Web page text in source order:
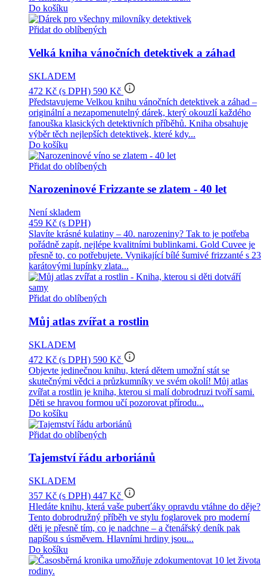
Do košíku
Přidat do oblíbených
Velká kniha vánočních detektivek a záhad
SKLADEM
472 Kč (s DPH) 590 Kč info_outline
Představujeme Velkou knihu vánočních detektivek a záhad –
originální a nezapomenutelný dárek, který okouzlí každého
fanouška klasických detektivních příběhů. Kniha obsahuje
výběr těch nejlepších detektivek, které kdy...
Do košíku
Přidat do oblíbených
Narozeninové Frizzante se zlatem - 40 let
Není skladem
459 Kč (s DPH)
Slavíte krásné kulatiny – 40. narozeniny? Tak to je potřeba
pořádně zapít, nejlépe kvalitními bublinkami. Gold Cuvee je
přesně to, co potřebujete. Vynikající bílé šumivé frizzanté s 23
karátovými lupínky zlata...
Přidat do oblíbených
Můj atlas zvířat a rostlin
SKLADEM
472 Kč (s DPH) 590 Kč info_outline
Objevte jedinečnou knihu, která dětem umožní stát se
skutečnými vědci a průzkumníky ve svém okolí! Můj atlas
zvířat a rostlin je kniha, kterou si malí dobrodruzi tvoří sami.
Děti se hravou formou učí pozorovat přírodu...
Do košíku
Přidat do oblíbených
Tajemství řádu arboriánů
SKLADEM
357 Kč (s DPH) 447 Kč info_outline
Hledáte knihu, která vaše puberťáky opravdu vtáhne do děje?
Tento dobrodružný příběh ve stylu foglarovek pro moderní
děti je přesně tím, co je nadchne – a čtenářský deník pak
napíšou s úsměvem. Hlavními hrdiny jsou...
Do košíku